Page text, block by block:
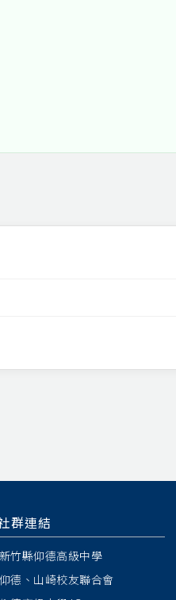
群連結
新竹縣仰德高級中學
仰德、山崎校友聯合會